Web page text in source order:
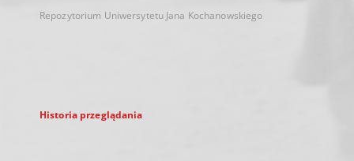
Repozytorium Uniwersytetu Jana Kochanowskiego
Historia przeglądania